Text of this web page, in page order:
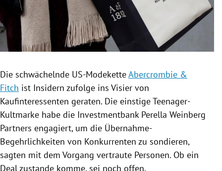
Untermenü
Untermenü
Untermenü
Untermenü
Die schwächelnde US-ModeketteAbercrombie &
Fitch ist Insidern zufolge ins Visier von
Kaufinteressenten geraten. Die einstige Teenager-
Kultmarke habe die Investmentbank Perella Weinberg
Partners engagiert, um die Übernahme-
Begehrlichkeiten von Konkurrenten zu sondieren,
sagten mit dem Vorgang vertraute Personen. Ob ein
Deal zustande komme, sei noch offen.